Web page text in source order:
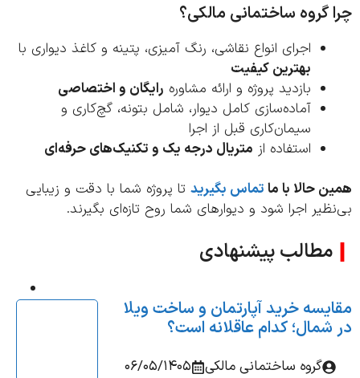
گروه ساختمانی مالکی؟
اجرای انواع نقاشی، رنگ آمیزی، پتینه و کاغذ دیواری با
بهترین کیفیت
بازدید پروژه و ارائه مشاورهرایگان و اختصاصی
آماده‌سازی کامل دیوار، شامل بتونه، گچ‌کاری و
سیمان‌کاری قبل از اجرا
استفاده ازمتریال درجه یک و تکنیک‌های حرفه‌ای
حالا با ما تماس بگیریدتا پروژه شما با دقت و زیبایی
اجرا شود و دیوارهای شما روح تازه‌ای بگیرند.
مطالب پیشنهادی
خرید آپارتمان و ساخت ویلا
کدام عاقلانه‌ است؟
06/05/1405 گروه ساختمانی مالکی